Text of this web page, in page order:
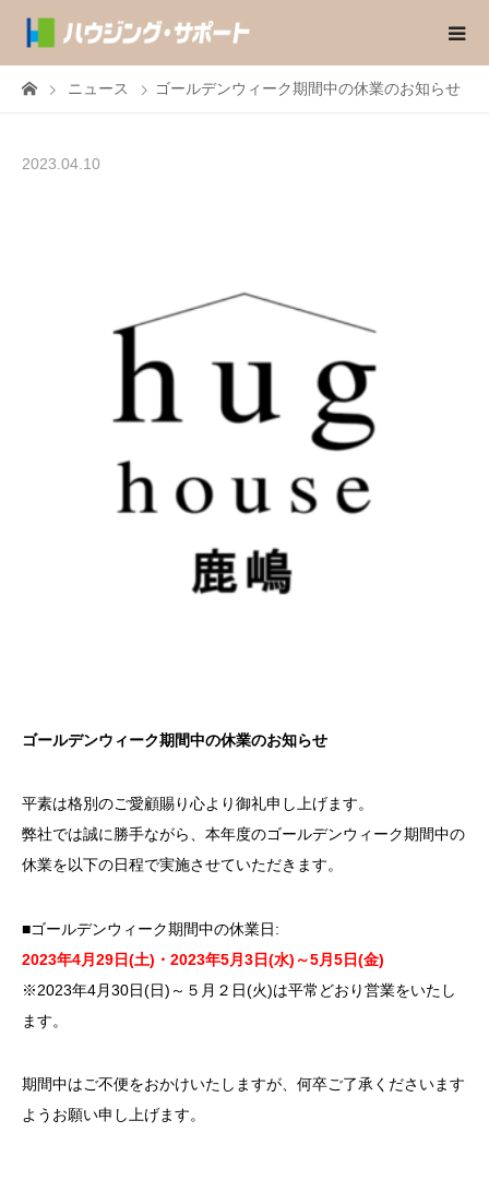
ニュース ゴールデンウィーク期間中の休業のお知らせ
2023.04.10
ゴールデンウィーク期間中の休業のお知らせ
平素は格別のご愛顧賜り心より御礼申し上げます。
弊社では誠に勝手ながら、本年度のゴールデンウィーク期間中の
休業を以下の日程で実施させていただきます。
■ゴールデンウィーク期間中の休業日:
2023年4月29日(土)・2023年5月3日(水)～5月5日(金)
※2023年4月30日(日)～５月２日(火)は平常どおり営業をいたし
ます。
期間中はご不便をおかけいたしますが、何卒ご了承くださいます
ようお願い申し上げます。